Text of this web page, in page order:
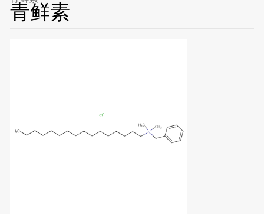
青鲜素